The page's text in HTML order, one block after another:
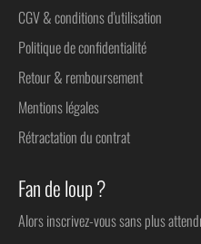
CGV & conditions d'utilisation
Politique de confidentialité
Retour & remboursement
Mentions légales
Rétractation du contrat
Fan de loup ?
Alors inscrivez-vous sans plus